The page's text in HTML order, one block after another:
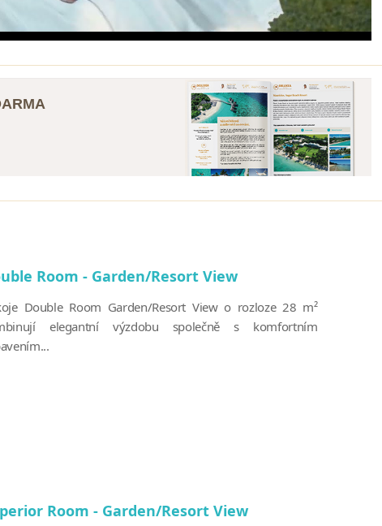
Room - Garden/Resort View
Double Room Garden/Resort View o rozloze 28 m²
elegantní výzdobu společně s komfortním
Room - Garden/Resort View